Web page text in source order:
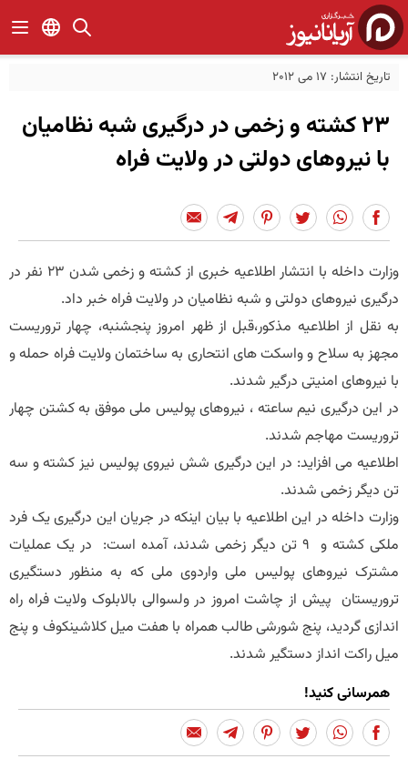
تاریخ انتشار: 17 می 2012
23 کشته و زخمی در درگیری شبه نظامیان
با نیروهای دولتی در ولایت فراه
وزارت داخله با انتشار اطلاعیه خبری از کشته و زخمی شدن 23 نفر در
درگیری نیروهای دولتی و شبه نظامیان در ولایت فراه خبر داد.
به نقل از اطلاعیه مذکور،قبل از ظهر امروز پنجشنبه، چهار تروریست
مجهز به سلاح و واسکت های انتحاری به ساختمان ولایت فراه حمله و
با نیروهای امنیتی درگیر شدند.
در این درگیری نیم ساعته ، نیروهای پولیس ملی موفق به کشتن چهار
تروریست مهاجم شدند.
اطلاعیه می افزاید: در این درگیری شش نیروی پولیس نیز کشته و سه
تن دیگر زخمی شدند.
وزارت داخله در این اطلاعیه با بیان اینکه در جریان این درگیری یک فرد
ملکی کشته و 9 تن دیگر زخمی شدند، آمده است: در یک عملیات
مشترک نیروهای پولیس ملی واردوی ملی که به منظور دستگیری
تروریستان پیش از چاشت امروز در ولسوالی بالابلوک ولایت فراه راه
اندازی گردید، پنج شورشی طالب همراه با هفت میل کلاشینکوف و پنج
میل راکت انداز دستگیر شدند.
همرسانی کنید!